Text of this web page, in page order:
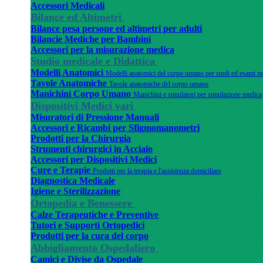
Accessori Medicali
Bilance ed Altimetri
Bilance pesa persone ed altimetri per adulti
Bilancie Mediche per Bambini
Accessori per la misurazione medica
Studio medicale e Didattica
Modelli Anatomici Modelli anatomici del corpo umano per studi ed esami
Tavole Anatomiche Tavole anatomiche del corpo umano
Manichini Corpo Umano Manichini e simulatori per simulazione medica
Dispositivi Medici vari
Misuratori di Pressione Manuali
Accessori e Ricambi per Sfigmomanometri
Prodotti per la Chirurgia
Strumenti chirurgici in Acciaio
Accessori per Dispositivi Medici
Cure e Terapie Prodotti per la terapia e l'assistenza domiciliare
Diagnostica Medicale
Igiene e Sterilizzazione
Ortopedia e Benessere
Calze Terapeutiche e Preventive
Tutori e Supporti Ortopedici
Prodotti per la cura del corpo
Abbigliamento Ospedaliero
Camici e Divise da Ospedale